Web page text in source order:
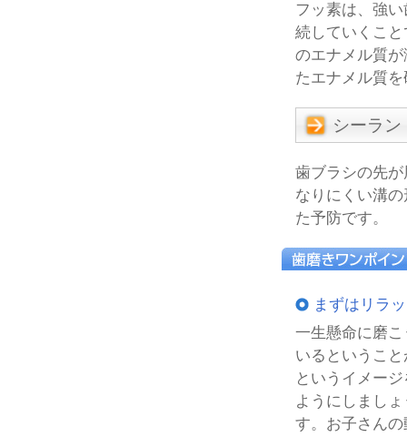
フッ素は、強
続していくこ
のエナメル質
たエナメル質
シーラ
歯ブラシの先
なりにくい溝
た予防です。
まずはリラ
一生懸命に磨
いるというこ
というイメー
ようにしまし
す。お子さん